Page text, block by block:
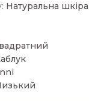
Натуральна шкiра